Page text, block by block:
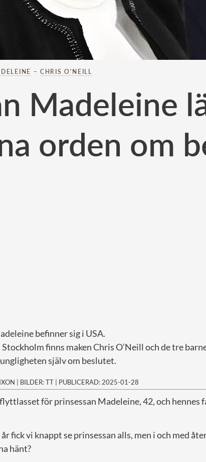
– CHRIS O'NEILL
Madeleine
orden om
befinner sig i USA.
finns maken Chris O’Neill och de tre
själv om beslutet.
| BILDER: TT | PUBLICERAD: 2025-01-28
för prinsessan Madeleine, 42, och
fick vi knappt se prinsessan alls, men i och med
hänt?